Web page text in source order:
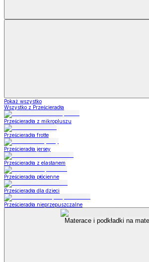
Pokaż wszystko
Wszystko z Prześcieradła
Prześcieradła z mikropluszu
Prześcieradła frotte
Prześcieradła jersey
Prześcieradła z elastanem
Prześcieradła płócienne
Prześcieradła dla dzieci
Prześcieradła nieprzepuszczalne
Materace i podkładki na